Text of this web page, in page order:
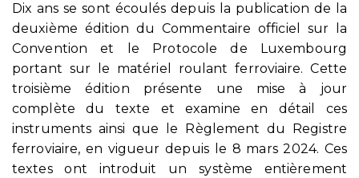
Dix ans se sont écoulés depuis la publication de la
deuxième édition du Commentaire officiel sur la
Convention et le Protocole de Luxembourg
portant sur le matériel roulant ferroviaire. Cette
troisième édition présente une mise à jour
complète du texte et examine en détail ces
instruments ainsi que le Règlement du Registre
ferroviaire, en vigueur depuis le 8 mars 2024. Ces
textes ont introduit un système entièrement